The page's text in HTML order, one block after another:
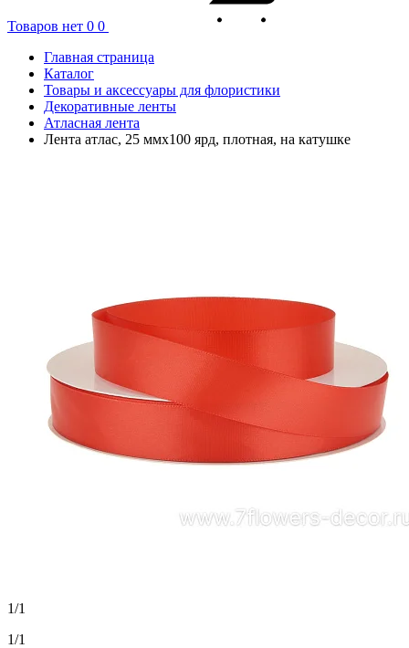
Товаров нет 0 0
Главная страница
Каталог
Товары и аксессуары для флористики
Декоративные ленты
Атласная лента
Лента атлас, 25 ммx100 ярд, плотная, на катушке
1/1
1/1